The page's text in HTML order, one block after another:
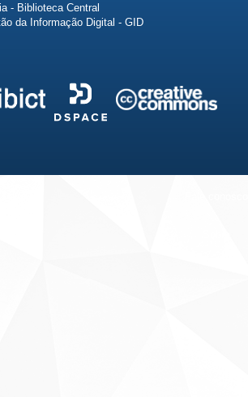
- Biblioteca Central
da Informação Digital - GID